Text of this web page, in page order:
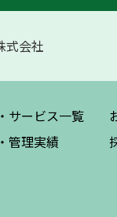
式会社
サービス一覧
管理実績